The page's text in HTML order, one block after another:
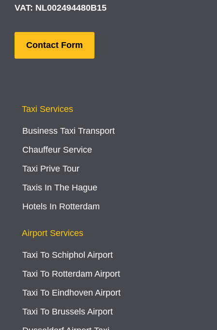
VAT: NL002494480B15
Contact Form
Taxi Services
Business Taxi Transport
Chauffeur Service
Taxi Prive Tour
Taxis In The Hague
Hotels In Rotterdam
Airport Services
Taxi To Schiphol Airport
Taxi To Rotterdam Airport
Taxi To Eindhoven Airport
Taxi To Brussels Airport